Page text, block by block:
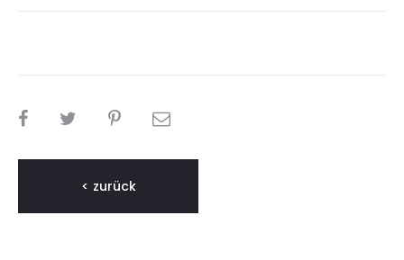
TEILEN
< zurück